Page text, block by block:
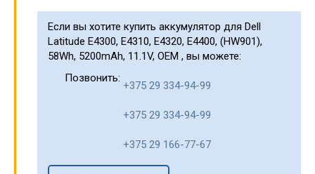
Если вы хотите купить аккумулятор для Dell
Latitude E4300, E4310, E4320, E4400, (HW901),
58Wh, 5200mAh, 11.1V, OEM , вы можете:
Позвонить:
+375 29 334-94-99
+375 29 334-94-99
+375 29 166-77-67